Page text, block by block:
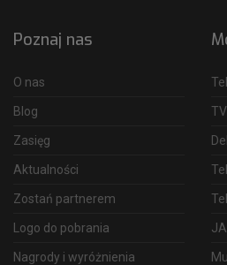
Poznaj nas
O nas
Blog
Zasięg
Aktualności
Zostań partnerem
Logo do pobrania
Nagrody i wyróżnienia